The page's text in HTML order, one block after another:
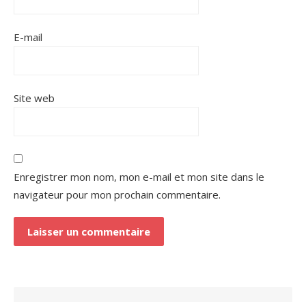
E-mail
Site web
Enregistrer mon nom, mon e-mail et mon site dans le
navigateur pour mon prochain commentaire.